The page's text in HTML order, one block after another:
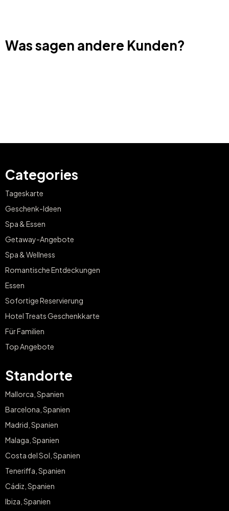
Was sagen andere Kunden?
Categories
Tageskarte
Geschenk-Ideen
Spa & Essen
Getaway-Angebote
Spa & Wellness
Romantische Entdeckungen
Essen
Sofortige Reservierung
Hotel Treats Geschenkkarte
Für Familien
Top Angebote
Standorte
Mallorca, Spanien
Barcelona, Spanien
Madrid, Spanien
Malaga, Spanien
Costa del Sol, Spanien
Teneriffa, Spanien
Cádiz, Spanien
Ibiza, Spanien